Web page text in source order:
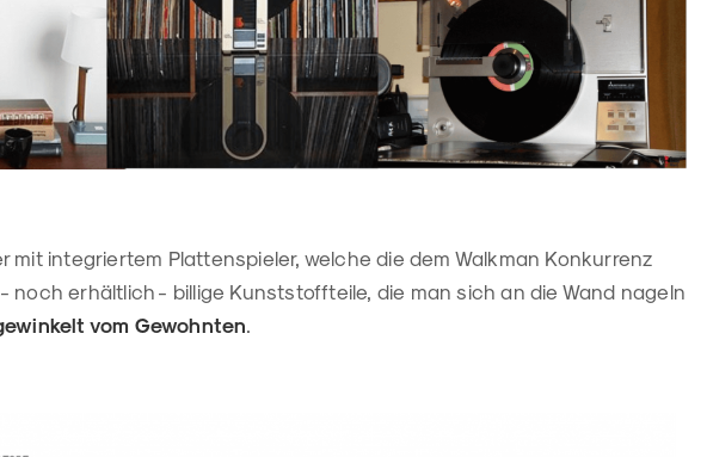
mit integriertem Plattenspieler, welche die dem Walkman Konkurrenz
noch erhältlich - billige Kunststoffteile, die man sich an die Wand nageln
vom Gewohnten.